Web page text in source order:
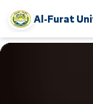
Al-Furat